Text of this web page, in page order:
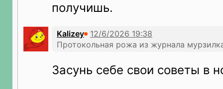
получишь.
Kalizey
Протокольная рожа из журнала
Засунь себе свои советы в